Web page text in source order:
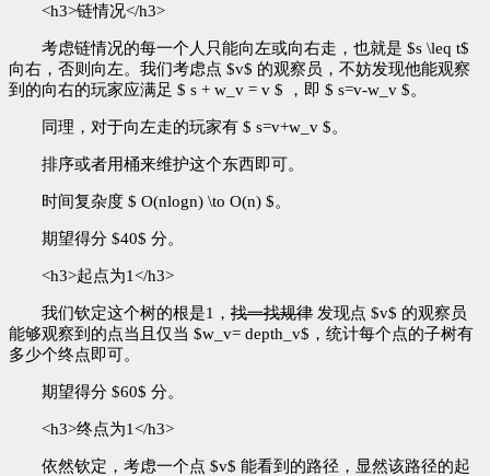
<h3>链情况</h3>
考虑链情况的每一个人只能向左或向右走，也就是 $s \leq t$
向右，否则向左。我们考虑点 $v$ 的观察员，不妨发现他能观察
到的向右的玩家应满足 $ s + w_v = v $ ，即 $ s=v-w_v $。
同理，对于向左走的玩家有 $ s=v+w_v $。
排序或者用桶来维护这个东西即可。
时间复杂度 $ O(nlogn) \to O(n) $。
期望得分 $40$ 分。
<h3>起点为1</h3>
我们钦定这个树的根是1， 找一找规律 发现点 $v$ 的观察员
能够观察到的点当且仅当 $w_v= depth_v$，统计每个点的子树有
多少个终点即可。
期望得分 $60$ 分。
<h3>终点为1</h3>
依然钦定，考虑一个点 $v$ 能看到的路径，显然该路径的起